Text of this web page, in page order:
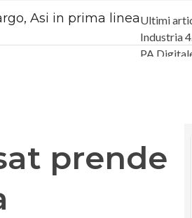
Asi in prima lineaUltimi
Industria
PA
prende